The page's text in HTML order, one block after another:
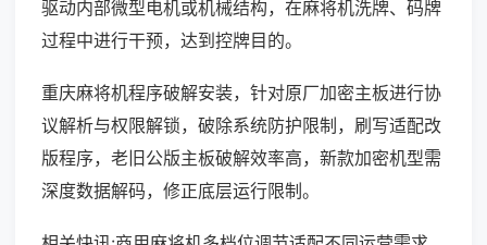
驱动内部微型电机或机械结构，在麻将机洗牌、码牌
过程中进行干预，达到控牌目的。
重庆麻将机程序破解安装，针对原厂加密主板进行协
议解析与权限解锁，破除系统防护限制，刷写适配改
版程序，老旧公版主板破解效率高，新款加密机型需
深度数据解码，修正底层运行限制。